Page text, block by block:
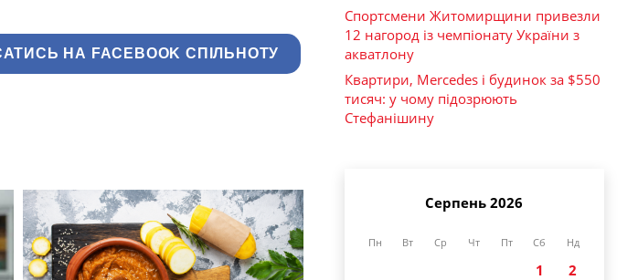
НА FACEBOOK СПІЛЬНОТУ
Спортсмени Житомирщини привезли
12 нагород із чемпіонату України з
акватлону
Квартири, Mercedes і будинок за $550
тисяч: у чому підозрюють
Стефанішину
Серпень 2026
Пн Вт Ср Чт Пт Сб Нд
1
2